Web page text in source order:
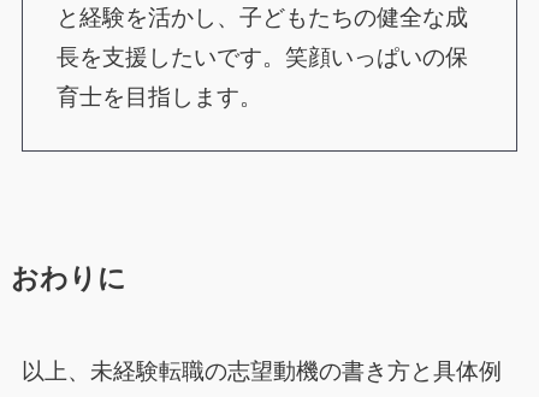
と経験を活かし、子どもたちの健全な成
長を支援したいです。笑顔いっぱいの保
育士を目指します。
おわりに
以上、未経験転職の志望動機の書き方と具体例